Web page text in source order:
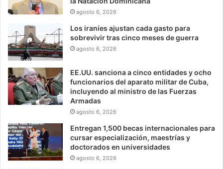
agosto 6, 2026
Los iraníes ajustan cada gasto para
sobrevivir tras cinco meses de guerra
agosto 6, 2026
EE.UU. sanciona a cinco entidades y ocho
funcionarios del aparato militar de Cuba,
incluyendo al ministro de las Fuerzas
Armadas
agosto 6, 2026
Entregan 1,500 becas internacionales para
cursar especialización, maestrías y
doctorados en universidades
agosto 6, 2026